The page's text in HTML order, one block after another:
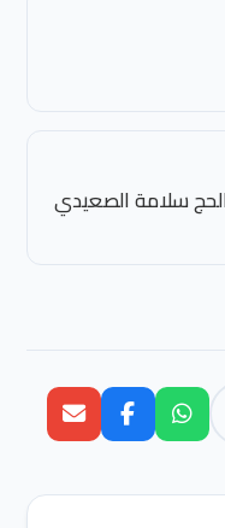
سلامة الصعيدي